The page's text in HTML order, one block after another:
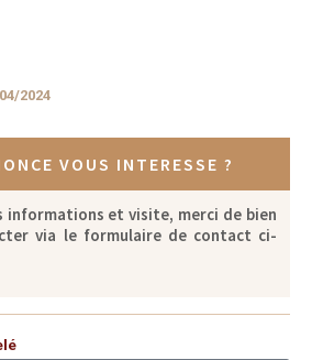
2024
VOUS INTERESSE ?
informations et visite, merci de bien
via le formulaire de contact ci-